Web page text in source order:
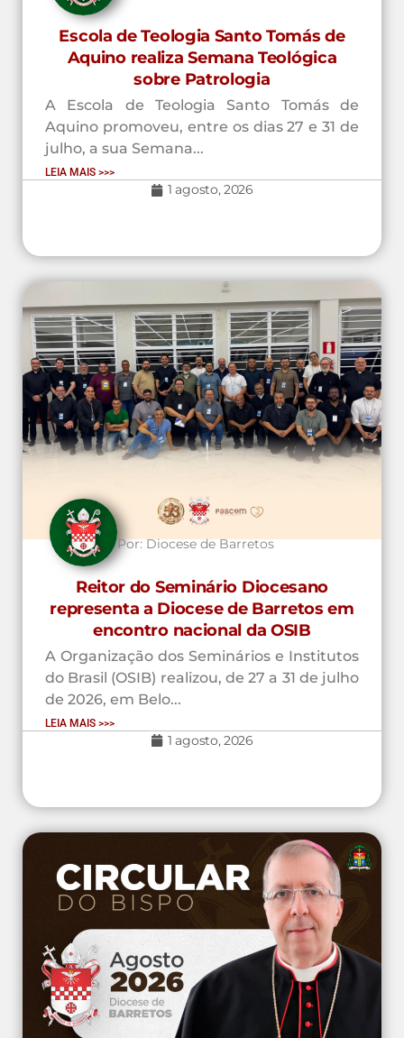
Escola de Teologia Santo Tomás de
Aquino realiza Semana Teológica
sobre Patrologia
A Escola de Teologia Santo Tomás de
Aquino promoveu, entre os dias 27 e 31 de
julho, a sua Semana...
LEIA MAIS >>>
1 agosto, 2026
Por:Diocese de Barretos
Reitor do Seminário Diocesano
representa a Diocese de Barretos em
encontro nacional da OSIB
A Organização dos Seminários e Institutos
do Brasil (OSIB) realizou, de 27 a 31 de julho
de 2026, em Belo...
LEIA MAIS >>>
1 agosto, 2026